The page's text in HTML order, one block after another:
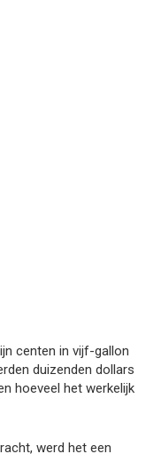
centen in vijf-gallon
duizenden dollars
hoeveel het werkelijk
werd het een